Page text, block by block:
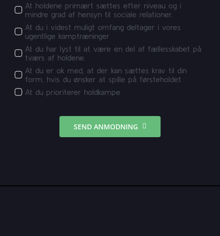
At holdene primært sættes efter niveau og i
mindre grad af hensyn til sociale relationer.
At du i videst muligt omfang deltager i vores
ugentlige kamptræninger
At du har lyst til at være en del af fællesskabet på
tværs af holdene.
At du er ok med, at der kan sættes krav til din
form, hvis du ønsker at spille på førsteholdet
At du prioriterer holdkampe
SEND ANMODNING